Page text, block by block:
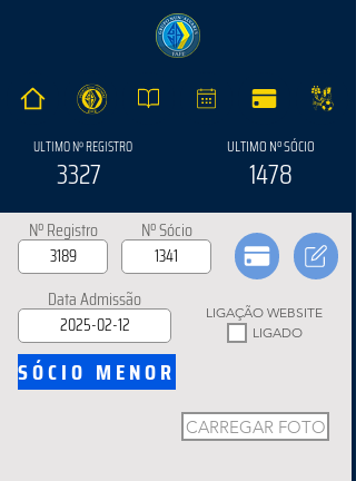
ULTIMO Nº REGISTRO
3327
ULTIMO Nº SÓCIO
1478
Nº Registro Nº Sócio
Data Admissão
LIGAÇÃO WEBSITE
LIGADO
SÓCIO MENOR
CARREGAR FOTO